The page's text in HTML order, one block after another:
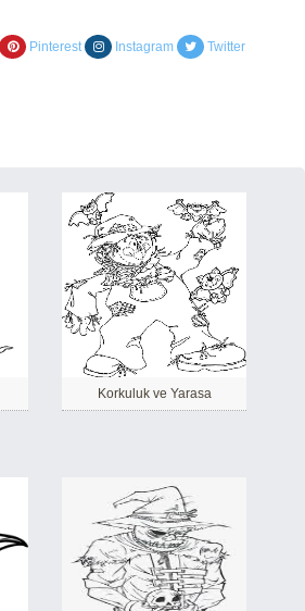
Pinterest Instagram Twitter
Korkuluk ve Yarasa